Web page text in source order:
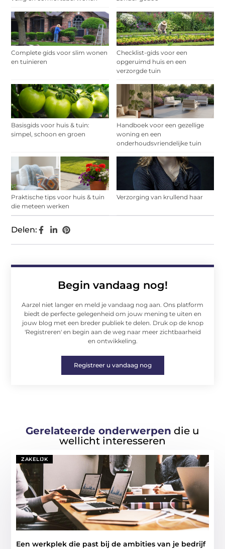
Complete gids voor slim wonen
en tuinieren
Checklist-gids voor een
opgeruimd huis en een
verzorgde tuin
Basisgids voor huis & tuin:
simpel, schoon en groen
Handboek voor een gezellige
woning en een
onderhoudsvriendelijke tuin
Praktische tips voor huis & tuin
die meteen werken
Verzorging van krullend haar
Begin vandaag nog!
Aarzel niet langer en meld je vandaag nog aan. Ons platform
biedt de perfecte gelegenheid om jouw mening te uiten en
jouw blog met een breder publiek te delen. Druk op de knop
'Registreren' en begin aan de weg naar meer zichtbaarheid
en ontwikkeling.
Registreer u vandaag nog
Delen:
Gerelateerde onderwerpen die u
wellicht interesseren
ZAKELIJK
Een werkplek die past bij de ambities van je bedrijf